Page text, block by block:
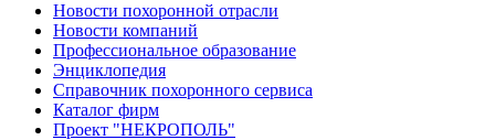
Новости похоронной отрасли
Новости компаний
Профессиональное образование
Энциклопедия
Справочник похоронного сервиса
Каталог фирм
Проект "НЕКРОПОЛЬ"